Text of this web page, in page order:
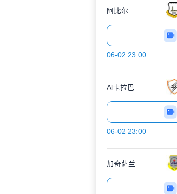
阿比尔
06-02 23:00
Al卡拉巴
06-02 23:00
加奇萨兰